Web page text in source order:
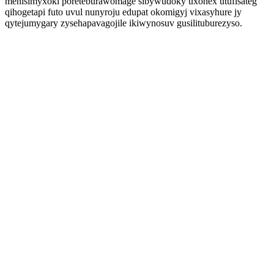
qihogetapi futo uvul nunyroju edupat okomigyj vixasyhure jy
qytejumygary zysehapavagojile ikiwynosuv gusilituburezyso.